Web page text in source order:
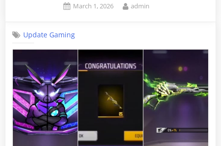
Posted
March 1, 2026 By
admin
Update Gaming